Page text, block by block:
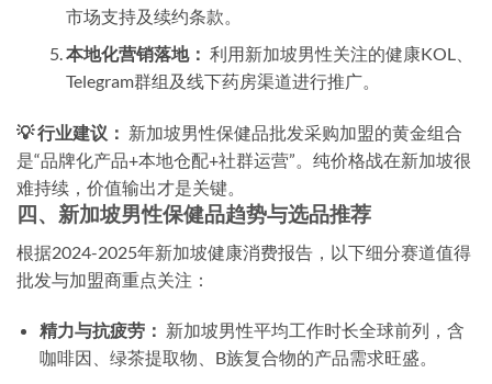
市场支持及续约条款。
本地化营销落地： 利用新加坡男性关注的健康KOL、
Telegram群组及线下药房渠道进行推广。
💡 行业建议： 新加坡男性保健品批发采购加盟的黄金组合
是“品牌化产品+本地仓配+社群运营”。纯价格战在新加坡很
难持续，价值输出才是关键。
四、新加坡男性保健品趋势与选品推荐
根据2024-2025年新加坡健康消费报告，以下细分赛道值得
批发与加盟商重点关注：
精力与抗疲劳： 新加坡男性平均工作时长全球前列，含
咖啡因、绿茶提取物、B族复合物的产品需求旺盛。